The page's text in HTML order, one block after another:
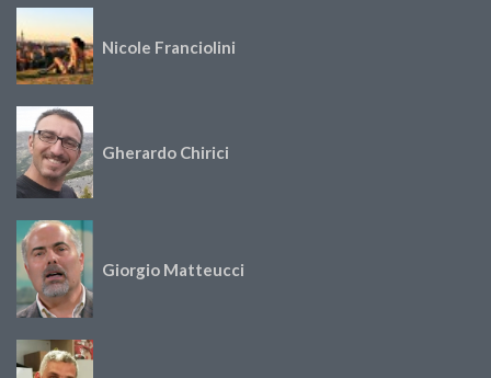
Nicole Franciolini
Gherardo Chirici
Giorgio Matteucci